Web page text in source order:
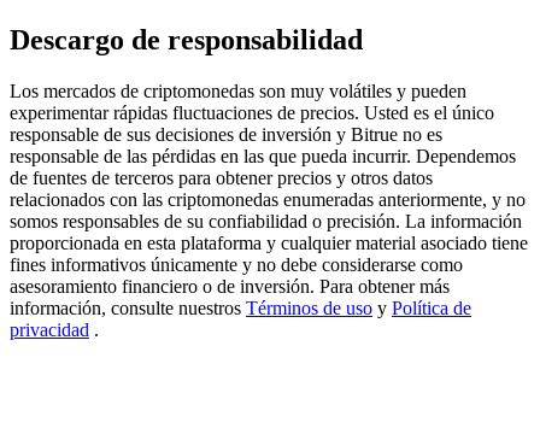
Share 500000 CASHCAT prize pool
Exclusive for BitMart Users
Register & Trade to Win 500,000 USDT
Precious Metals Trading Carnival
Trade Gold & Silver · 33,333 USDT Bonus
Descargo de responsabilidad
Los mercados de criptomonedas son muy volátiles y pueden
experimentar rápidas fluctuaciones de precios. Usted es el único
responsable de sus decisiones de inversión y Bitrue no es
responsable de las pérdidas en las que pueda incurrir. Dependemos
de fuentes de terceros para obtener precios y otros datos
relacionados con las criptomonedas enumeradas anteriormente, y no
somos responsables de su confiabilidad o precisión. La información
proporcionada en esta plataforma y cualquier material asociado tiene
fines informativos únicamente y no debe considerarse como
asesoramiento financiero o de inversión. Para obtener más
información, consulte nuestros Términos de uso y Política de
privacidad .